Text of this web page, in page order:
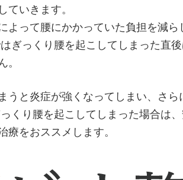
ていきます。
よって腰にかかっていた負担を減
ぎっくり腰を起こしてしまった直
うと炎症が強くなってしまい、さ
くり腰を起こしてしまった場合は
をおススメします。